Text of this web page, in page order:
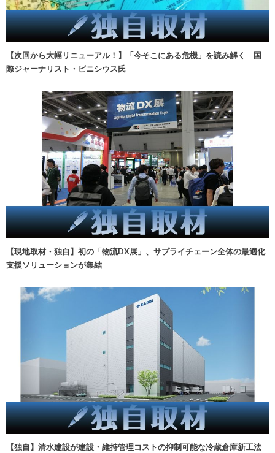
【次回から大幅リニューアル！】「今そこにある危機」を読み解く 国
際ジャーナリスト・ビニシウス氏
【現地取材・独自】初の「物流DX展」、サプライチェーン全体の最適化
支援ソリューションが集結
【独自】清水建設が建設・維持管理コストの抑制可能な冷蔵倉庫新工法